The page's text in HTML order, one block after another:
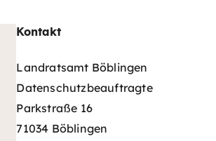
Kontakt
Landratsamt Böblingen
Datenschutzbeauftragte
Parkstraße 16
71034 Böblingen